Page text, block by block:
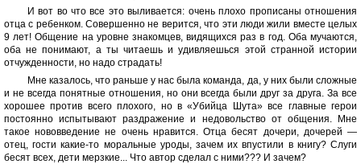
И вот во что все это выливается: очень плохо прописаны отношения
отца с ребенком. Совершенно не верится, что эти люди жили вместе целых
9 лет! Общение на уровне знакомцев, видящихся раз в год. Оба мучаются,
оба не понимают, а ты читаешь и удивляешься этой странной истории
отчужденности, но надо страдать!
Мне казалось, что раньше у нас была команда, да, у них были сложные
и не всегда понятные отношения, но они всегда были друг за друга. За все
хорошее против всего плохого, но в «Убийца Шута» все главные герои
постоянно испытывают раздражение и недовольство от общения. Мне
такое нововведение не очень нравится. Отца бесят дочери, дочерей —
отец, гости какие-то моральные уроды, зачем их впустили в книгу? Слуги
бесят всех, дети мерзкие... Что автор сделал с ними??? И зачем?